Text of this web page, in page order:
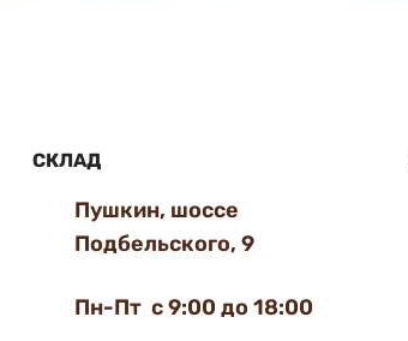
СКЛАД
Пушкин, шоссе
Подбельского, 9
Пн-Пт с 9:00 до 18:00